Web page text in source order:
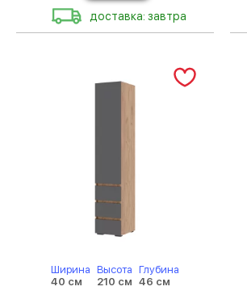
доставка: завтра
Ширина
40 см
Высота
210 см
Глубина
46 см